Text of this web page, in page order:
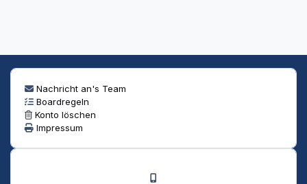
Nachricht an's Team
Boardregeln
Konto löschen
Impressum